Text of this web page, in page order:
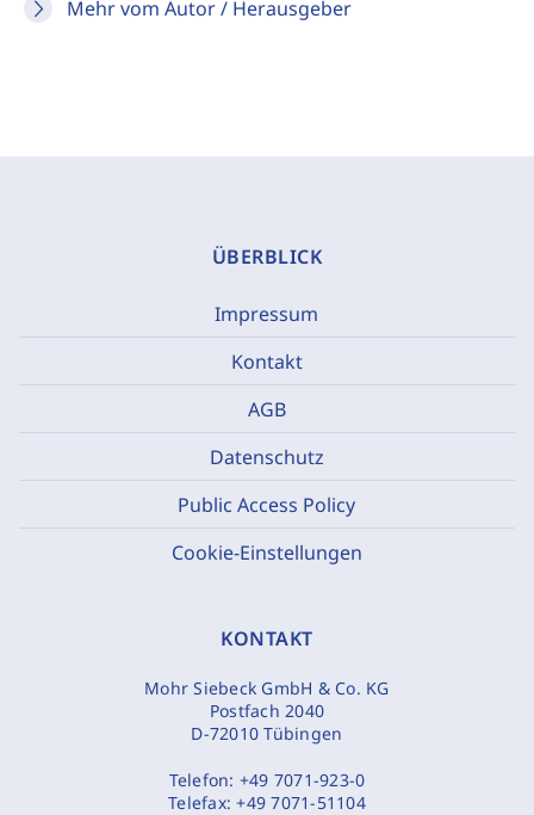
Mehr vom Autor / Herausgeber
ÜBERBLICK
Impressum
Kontakt
AGB
Datenschutz
Public Access Policy
Cookie-Einstellungen
KONTAKT
Mohr Siebeck GmbH & Co. KG
Postfach 2040
D-72010 Tübingen
Telefon: +49 7071-923-0
Telefax:+49 7071-51104